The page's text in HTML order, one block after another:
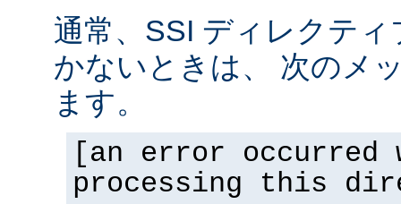
通常、SSI ディレクテ
かないときは、 次のメ
ます。
[an error occurred
processing this